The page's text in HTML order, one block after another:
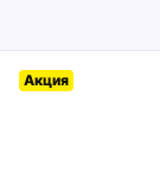
Акция